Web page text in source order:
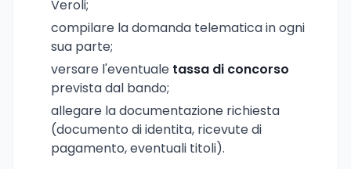
Veroli;
compilare la domanda telematica in ogni
sua parte;
versare l'eventuale tassa di concorso
prevista dal bando;
allegare la documentazione richiesta
(documento di identita, ricevute di
pagamento, eventuali titoli).